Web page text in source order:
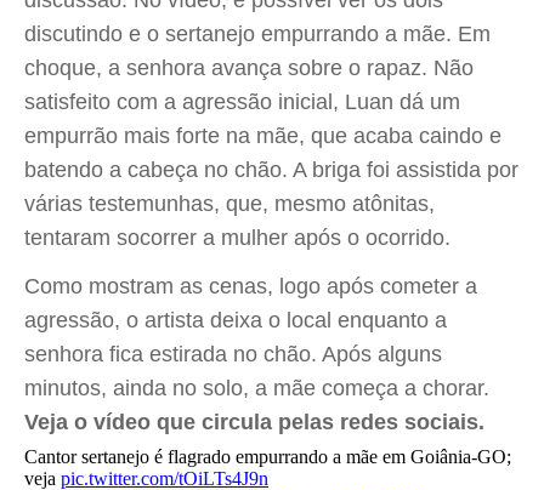
discutindo e o sertanejo empurrando a mãe. Em
choque, a senhora avança sobre o rapaz. Não
satisfeito com a agressão inicial, Luan dá um
empurrão mais forte na mãe, que acaba caindo e
batendo a cabeça no chão. A briga foi assistida por
várias testemunhas, que, mesmo atônitas,
tentaram socorrer a mulher após o ocorrido.
Como mostram as cenas, logo após cometer a
agressão, o artista deixa o local enquanto a
senhora fica estirada no chão. Após alguns
minutos, ainda no solo, a mãe começa a chorar.
Veja o vídeo que circula pelas redes sociais.
Cantor sertanejo é flagrado empurrando a mãe em Goiânia-GO;
veja pic.twitter.com/tOiLTs4J9n